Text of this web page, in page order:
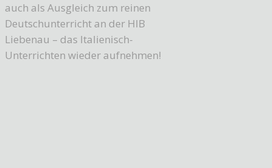
auch als Ausgleich zum reinen
Deutschunterricht an der HIB
Liebenau – das Italienisch-
Unterrichten wieder aufnehmen!